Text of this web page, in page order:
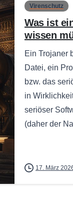
Virenschutz
Was ist
wissen
Ein Trojaner
Datei, ein
bzw. das
in
seriöser
(daher der
17. März